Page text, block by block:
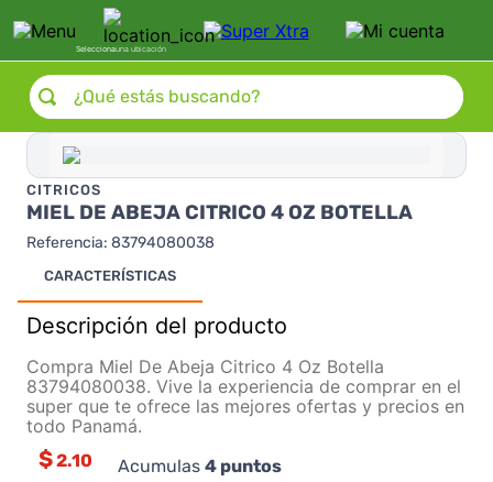
Seleccionauna ubicación
¿Qué estás buscando?
CITRICOS
MIEL DE ABEJA CITRICO 4 OZ BOTELLA
Referencia: 83794080038
CARACTERÍSTICAS
Descripción del producto
Compra Miel De Abeja Citrico 4 Oz Botella
83794080038. Vive la experiencia de comprar en el
super que te ofrece las mejores ofertas y precios en
todo Panamá.
$2.10 Acumulas 4puntos